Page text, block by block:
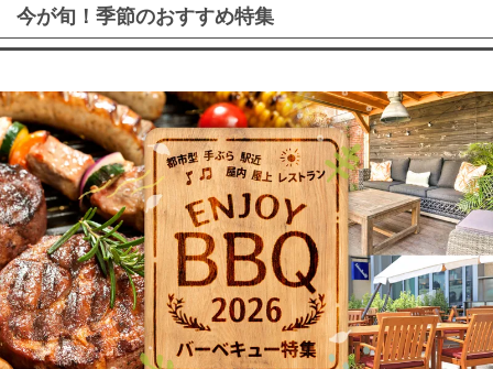
今が旬！季節のおすすめ特集